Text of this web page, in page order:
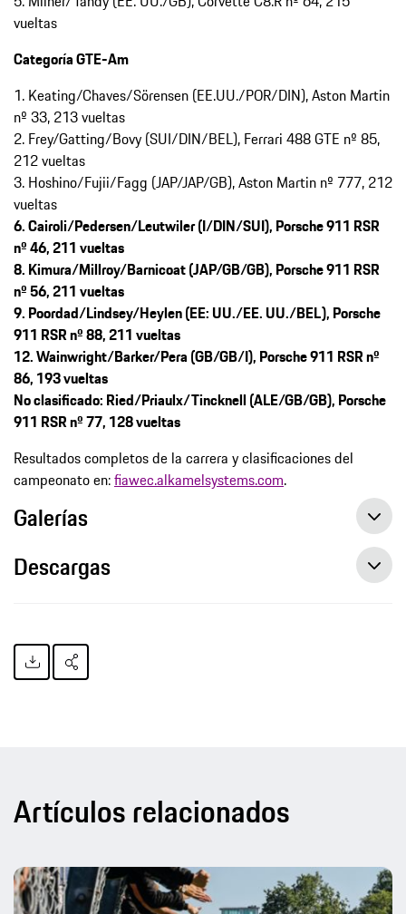
vueltas
Categoría GTE-Am
1. Keating/Chaves/Sörensen (EE.UU./POR/DIN), Aston Martin
nº 33, 213 vueltas
2. Frey/Gatting/Bovy (SUI/DIN/BEL), Ferrari 488 GTE nº 85,
212 vueltas
3. Hoshino/Fujii/Fagg (JAP/JAP/GB), Aston Martin nº 777, 212
vueltas
6. Cairoli/Pedersen/Leutwiler (I/DIN/SUI), Porsche 911 RSR
nº 46, 211 vueltas
8. Kimura/Millroy/Barnicoat (JAP/GB/GB), Porsche 911 RSR
nº 56, 211 vueltas
9. Poordad/Lindsey/Heylen (EE: UU./EE. UU./BEL), Porsche
911 RSR nº 88, 211 vueltas
12. Wainwright/Barker/Pera (GB/GB/I), Porsche 911 RSR nº
86, 193 vueltas
No clasificado: Ried/Priaulx/Tincknell (ALE/GB/GB), Porsche
911 RSR nº 77, 128 vueltas
Resultados completos de la carrera y clasificaciones del
campeonato en:fiawec.alkamelsystems.com.
Galerías
Descargas
Artículos relacionados